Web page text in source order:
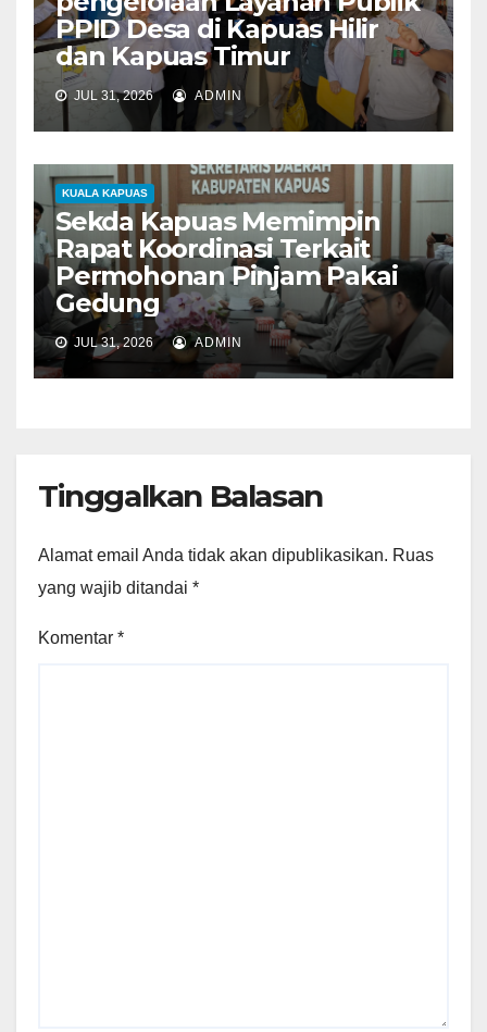
PPID Desa di Kapuas Hilir
dan Kapuas Timur
JUL 31, 2026 ADMIN
KUALA KAPUAS
Sekda Kapuas Memimpin
Rapat Koordinasi Terkait
Permohonan Pinjam Pakai
Gedung
JUL 31, 2026 ADMIN
Tinggalkan Balasan
Alamat email Anda tidak akan dipublikasikan. Ruas
yang wajib ditandai *
Komentar *